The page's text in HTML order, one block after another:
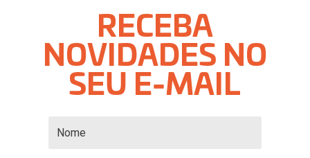
RECEBA
NOVIDADES NO
SEU E-MAIL